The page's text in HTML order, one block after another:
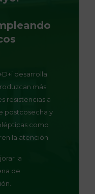
desarrolla
más
resistencias a
postcosecha y
como
la atención
la
de